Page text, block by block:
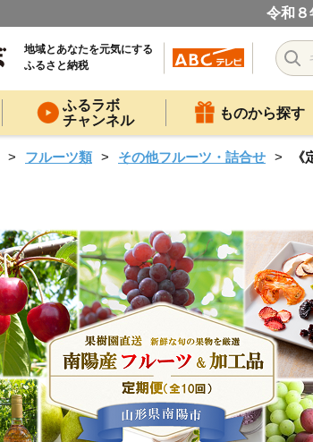
令和８
地域とあなたを元気にする
ふるさと納税
ふるラボ
チャンネル
ものから探す
フルーツ類 その他フルーツ・詰合せ